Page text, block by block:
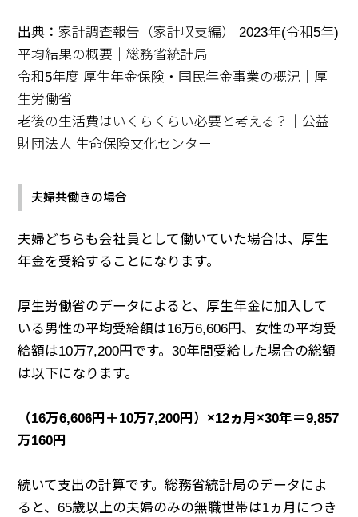
出典：家計調査報告（家計収支編） 2023年(令和5年)
平均結果の概要｜総務省統計局
令和5年度 厚生年金保険・国民年金事業の概況｜厚
生労働省
老後の生活費はいくらくらい必要と考える？｜公益
財団法人 生命保険文化センター
夫婦共働きの場合
夫婦どちらも会社員として働いていた場合は、厚生
年金を受給することになります。
厚生労働省のデータによると、厚生年金に加入して
いる男性の平均受給額は16万6,606円、女性の平均受
給額は10万7,200円です。30年間受給した場合の総額
は以下になります。
（16万6,606円＋10万7,200円）×12ヵ月×30年＝9,857
万160円
続いて支出の計算です。総務省統計局のデータによ
ると、65歳以上の夫婦のみの無職世帯は1ヵ月につき